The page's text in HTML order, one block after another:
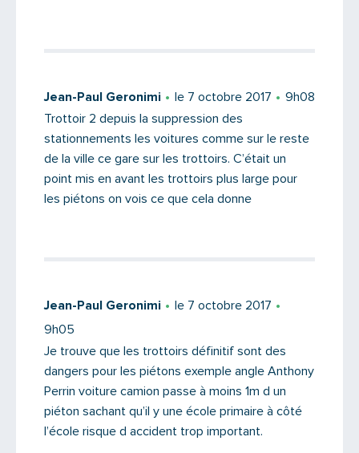
Jean-Paul Geronimi le 7 octobre 2017
9h08
Trottoir 2 depuis la suppression des
stationnements les voitures comme sur le reste
de la ville ce gare sur les trottoirs. C’était un
point mis en avant les trottoirs plus large pour
les piétons on vois ce que cela donne
Jean-Paul Geronimi
le 7 octobre 2017
9h05
Je trouve que les trottoirs définitif sont des
dangers pour les piétons exemple angle Anthony
Perrin voiture camion passe à moins 1m d un
piéton sachant qu’il y une école primaire à côté
l’école risque d accident trop important.